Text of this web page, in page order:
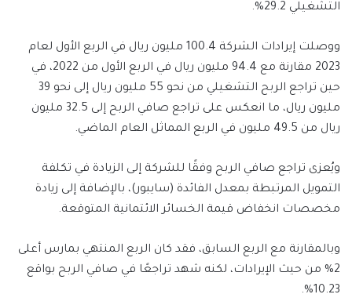
التشغيلي 29.2%.
ووصلت إيرادات الشركة 100.4 مليون ريال في الربع الأول لعام
2023 مقارنة مع 94.4 مليون ريال في الربع الأول من 2022، في
حين تراجع الربح التشغيلي من نحو 55 مليون ريال إلى نحو 39
مليون ريال، ما انعكس على تراجع صافي الربح إلى 32.5 مليون
ريال من 49.5 مليون في الربع المماثل العام الماضي.
ويُعزى تراجع صافي الربح وفقًا للشركة إلى الزيادة في تكلفة
التمويل المرتبطة بمعدل الفائدة (سايبور)، بالإضافة إلى زيادة
مخصصات انخفاض قيمة الخسائر الائتمانية المتوقعة.
وبالمقارنة مع الربع السابق، فقد كان الربع المنتهي بمارس أعلى
2% من حيث الإيرادات، لكنه شهد تراجعًا في صافي الربح بواقع
10.23%.